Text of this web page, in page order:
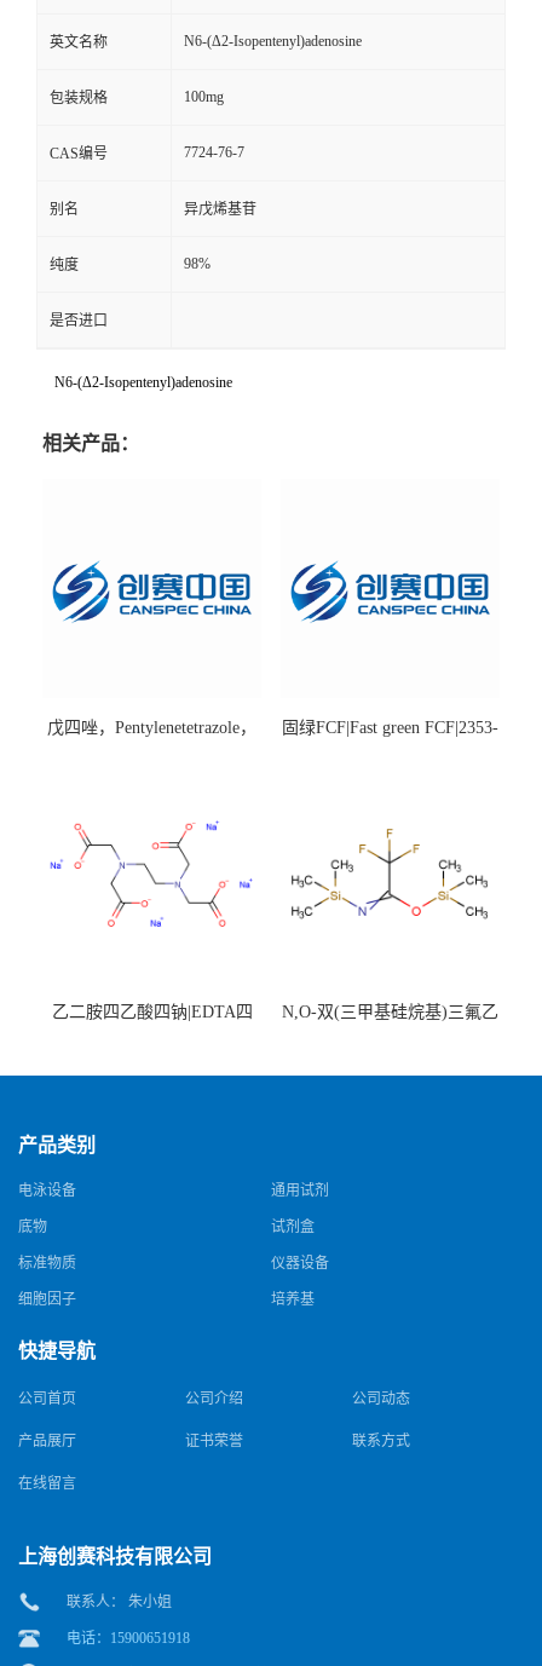
英文名称 N6-(Δ2-Isopentenyl)adenosine
包装规格 100mg
CAS编号 7724-76-7
别名 异戊烯基苷
纯度 98%
是否进口
N6-(Δ2-Isopentenyl)adenosine
相关产品：
戊四唑，Pentylenetetrazole，
固绿FCF|Fast green FCF|2353-
乙二胺四乙酸四钠|EDTA四
N,O-双(三甲基硅烷基)三氟乙
产品类别
电泳设备 通用试剂
底物 试剂盒
标准物质 仪器设备
细胞因子 培养基
快捷导航
公司首页 公司介绍 公司动态
产品展厅 证书荣誉 联系方式
在线留言
上海创赛科技有限公司
联系人： 朱小姐
电话：15900651918